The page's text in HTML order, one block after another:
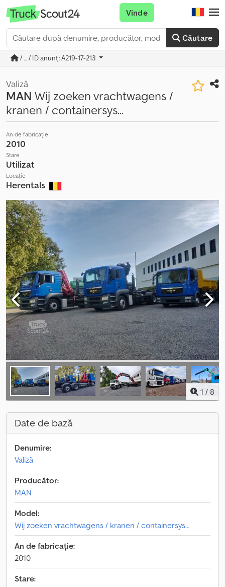
Căutare
Vinde
/ ... / ID anunț: A219-17-213
Valiză
MAN Wij zoeken vrachtwagens /
kranen / containersys...
An de fabricație
2010
Stare
Utilizat
Locație
Herentals
1 / 8
Date de bază
Denumire:
Valiză
Producător:
MAN
Model:
Wij zoeken vrachtwagens / kranen / containersys...
An de fabricație:
2010
Stare: